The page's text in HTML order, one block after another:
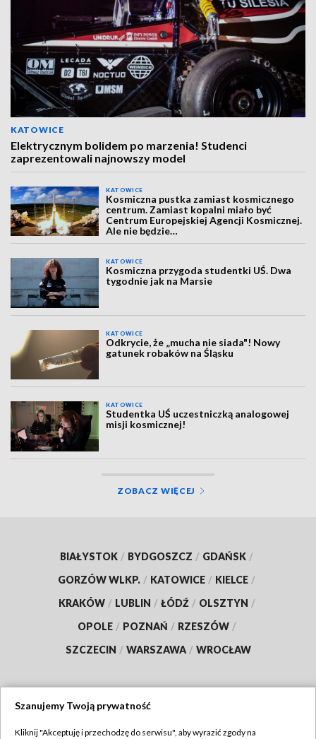
KATOWICE
Elektrycznym bolidem po marzenia! Studenci
zaprezentowali najnowszy model
KATOWICE
Kosmiczna pustka zamiast kosmicznego
centrum. Zamiast kopalni miało być
Centrum Europejskiej Agencji Kosmicznej.
Ale nie będzie…
KATOWICE
Kosmiczna przygoda studentki UŚ. Dwa
tygodnie jak na Marsie
KATOWICE
Odkrycie, że „mucha nie siada"! Nowy
gatunek robaków na Śląsku
KATOWICE
Studentka UŚ uczestniczką analogowej
misji kosmicznej!
ZOBACZ WIĘCEJ
BIAŁYSTOK / BYDGOSZCZ / GDAŃSK /
GORZÓW WLKP. / KATOWICE / KIELCE /
KRAKÓW / LUBLIN / ŁÓDŹ / OLSZTYN /
OPOLE / POZNAŃ / RZESZÓW /
SZCZECIN / WARSZAWA / WROCŁAW
Szanujemy Twoją prywatność
Kliknij "Akceptuję i przechodzę do serwisu", aby wyrazić zgody na